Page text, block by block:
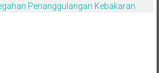
Penanggulangan Kebakaran